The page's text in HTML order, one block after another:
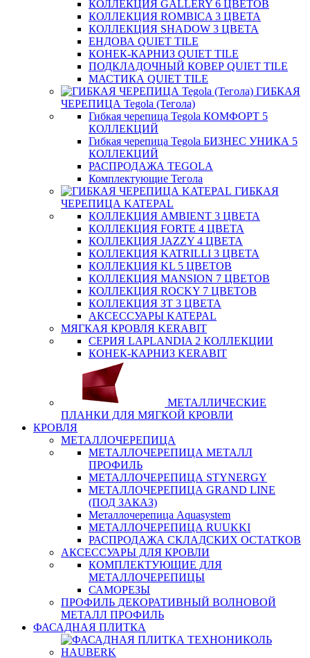
КОЛЛЕКЦИЯ GALLERY 6 ЦВЕТОВ
КОЛЛЕКЦИЯ ROMBICA 3 ЦВЕТА
КОЛЛЕКЦИЯ SHADOW 3 ЦВЕТА
ЕНДОВА QUIET TILE
КОНЕК-КАРНИЗ QUIET TILE
ПОДКЛАДОЧНЫЙ КОВЕР QUIET TILE
МАСТИКА QUIET TILE
ГИБКАЯ
ЧЕРЕПИЦА Tegola (Тегола)
Гибкая черепица Tegola КОМФОРТ 5
КОЛЛЕКЦИЙ
Гибкая черепица Tegola БИЗНЕС УНИКА 5
КОЛЛЕКЦИЙ
РАСПРОДАЖА TEGOLA
Комплектующие Тегола
ГИБКАЯ
ЧЕРЕПИЦА KATEPAL
КОЛЛЕКЦИЯ AMBIENT 3 ЦВЕТА
КОЛЛЕКЦИЯ FORTE 4 ЦВЕТА
КОЛЛЕКЦИЯ JAZZY 4 ЦВЕТА
КОЛЛЕКЦИЯ KATRILLI 3 ЦВЕТА
КОЛЛЕКЦИЯ KL 5 ЦВЕТОВ
КОЛЛЕКЦИЯ MANSION 7 ЦВЕТОВ
КОЛЛЕКЦИЯ ROCKY 7 ЦВЕТОВ
КОЛЛЕКЦИЯ ЗТ 3 ЦВЕТА
АКСЕССУАРЫ KATEPAL
МЯГКАЯ КРОВЛЯ KERABIT
СЕРИЯ LAPLANDIA 2 КОЛЛЕКЦИИ
КОНЕК-КАРНИЗ KERABIT
МЕТАЛЛИЧЕСКИЕ
ПЛАНКИ ДЛЯ МЯГКОЙ КРОВЛИ
КРОВЛЯ
МЕТАЛЛОЧЕРЕПИЦА
МЕТАЛЛОЧЕРЕПИЦА МЕТАЛЛ
ПРОФИЛЬ
МЕТАЛЛОЧЕРЕПИЦА STYNERGY
МЕТАЛЛОЧЕРЕПИЦА GRAND LINE
(ПОД ЗАКАЗ)
Металлочерепица Aquasystem
МЕТАЛЛОЧЕРЕПИЦА RUUKKI
РАСПРОДАЖА СКЛАДСКИХ ОСТАТКОВ
АКСЕССУАРЫ ДЛЯ КРОВЛИ
КОМПЛЕКТУЮЩИЕ ДЛЯ
МЕТАЛЛОЧЕРЕПИЦЫ
САМОРЕЗЫ
ПРОФИЛЬ ДЕКОРАТИВНЫЙ ВОЛНОВОЙ
МЕТАЛЛ ПРОФИЛЬ
ФАСАДНАЯ ПЛИТКА